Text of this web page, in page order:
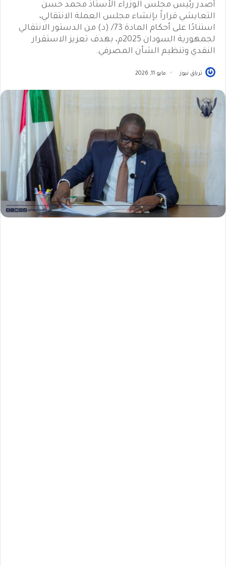
أصدر رئيس مجلس الوزراء الأستاذ محمد حسن
التعايشي قراراً بإنشاء مجلس العملة الانتقالي،
استنادًا على أحكام المادة 73/ (د) من الدستور الانتقالي
لجمهورية السودان 2025م، بهدف تعزيز الاستقرار
النقدي وتنظيم الشأن المصرفي.
ترياق نيوز مايو 11, 2026